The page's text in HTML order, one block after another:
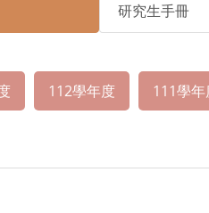
研究生手冊
112學年度 111學年